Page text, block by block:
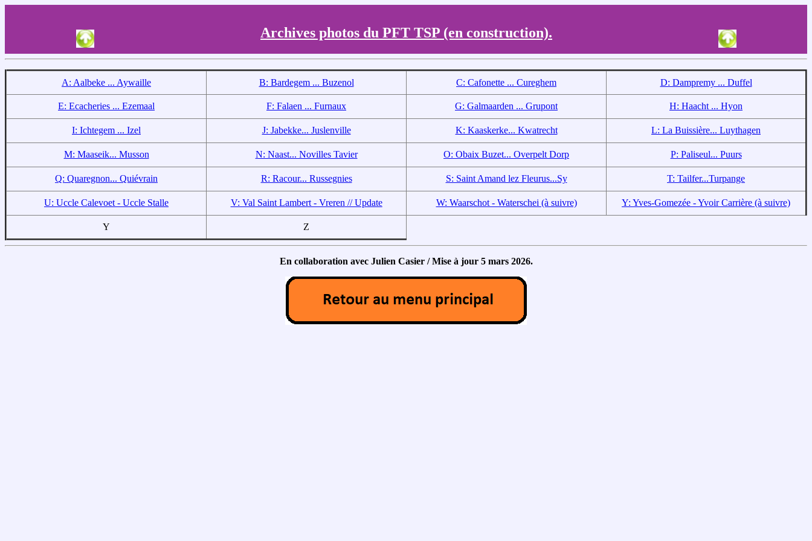
Archives photos du PFT TSP (en construction).
A: Aalbeke ... Aywaille B: Bardegem ... Buzenol C: Cafonette ... Cureghem D: Dampremy ... Duffel
E: Ecacheries ... Ezemaal F: Falaen ... Furnaux G: Galmaarden ... Grupont H: Haacht ... Hyon
I: Ichtegem ... Izel J: Jabekke... Juslenville K: Kaaskerke... Kwatrecht L: La Buissière... Luythagen
M: Maaseik... Musson N: Naast... Novilles Tavier O: Obaix Buzet... Overpelt Dorp P: Paliseul... Puurs
Q: Quaregnon... Quiévrain R: Racour... Russegnies S: Saint Amand lez Fleurus...Sy T: Tailfer...Turpange
U: Uccle Calevoet - Uccle Stalle V: Val Saint Lambert - Vreren // Update W: Waarschot - Waterschei (à suivre) Y: Yves-Gomezée - Yvoir Carrière (à suivre)
Y Z
En collaboration avec Julien Casier / Mise à jour 5 mars 2026.